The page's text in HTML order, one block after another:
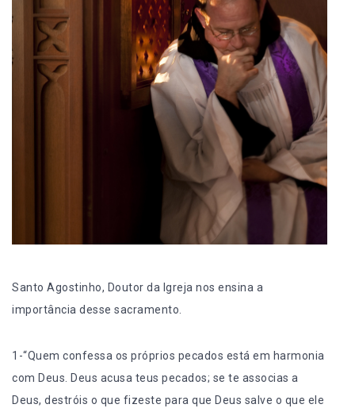
Santo Agostinho, Doutor da Igreja nos ensina a
importância desse sacramento.
1-“Quem confessa os próprios pecados está em harmonia
com Deus. Deus acusa teus pecados; se te associas a
Deus, destróis o que fizeste para que Deus salve o que ele